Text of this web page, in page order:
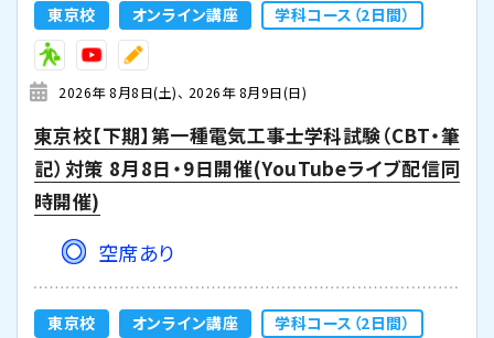
東京校 オンライン講座 学科コース（2日間）
2026年 8月8日(土) 2026年 8月9日(日)
東京校【下期】第一種電気工事士学科試験（CBT・筆
記）対策 8月8日・9日開催(YouTubeライブ配信同
時開催)
空席あり
東京校 オンライン講座 学科コース（2日間）